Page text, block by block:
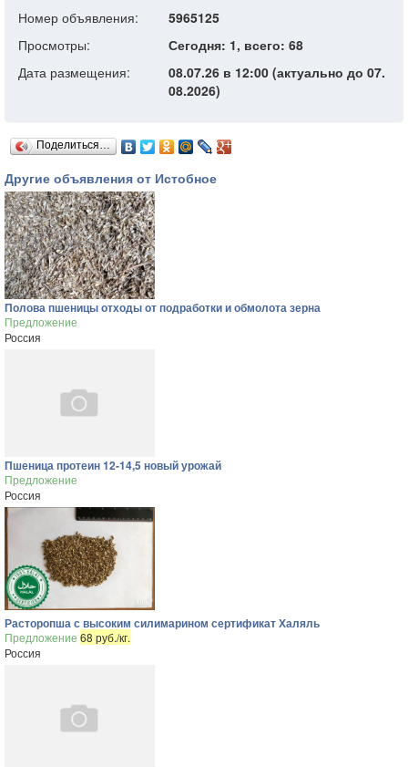
Номер объявления:
5965125
Просмотры:
Сегодня: 1, всего: 68
Дата размещения:
08.07.26 в 12:00 (актуально до 07.
08.2026)
Поделиться…
Другие объявления от Истобное
Полова пшеницы отходы от подработки и обмолота зерна
Предложение
Россия
Пшеница протеин 12-14,5 новый урожай
Предложение
Россия
Расторопша с высоким силимарином сертификат Халяль
Предложение 68 руб./кг.
Россия